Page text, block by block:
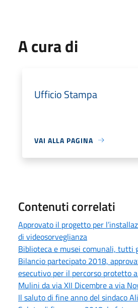
A cura di
Ufficio Stampa
VAI ALLA PAGINA
Contenuti correlati
Approvato il progetto per
di videosorveglianza
Biblioteca e musei comunali, tutti
Bilancio partecipato 2018,
esecutivo per il percorso protetto
Mulini da via XII Dicembre a via
Il saluto di fine anno del sindaco